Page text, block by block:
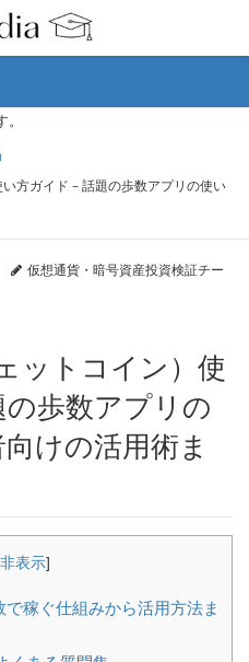
方ガイド－話題の歩数アプリの使い
仮想通貨・暗号資産投資検証チー
歩数アプリの
けの活用術ま
非表示]
稼ぐ仕組みから活用方法ま